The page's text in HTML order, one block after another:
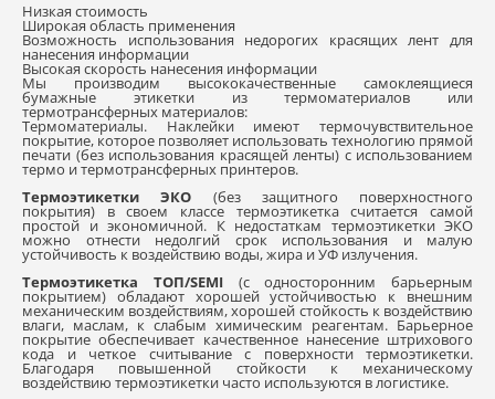
Низкая стоимость
Широкая область применения
Возможность использования недорогих красящих лент для
нанесения информации
Высокая скорость нанесения информации
Мы производим высококачественные самоклеящиеся
бумажные этикетки из термоматериалов или
термотрансферных материалов:
Термоматериалы. Наклейки имеют термочувствительное
покрытие, которое позволяет использовать технологию прямой
печати (без использования красящей ленты) с использованием
термо и термотрансферных принтеров.
Термоэтикетки ЭКO (без защитного поверхностного
покрытия) в своем классе термоэтикетка считается самой
простой и экономичной. К недостаткам термоэтикетки ЭКО
можно отнести недолгий срок использования и малую
устойчивость к воздействию воды, жира и УФ излучения.
Термоэтикетка ТОП/SEMI(с односторонним барьерным
покрытием) обладают хорошей устойчивостью к внешним
механическим воздействиям, хорошей стойкость к воздействию
влаги, маслам, к слабым химическим реагентам. Барьерное
покрытие обеспечивает качественное нанесение штрихового
кода и четкое считывание с поверхности термоэтикетки.
Благодаря повышенной стойкости к механическому
воздействию термоэтикетки часто используются в логистике.